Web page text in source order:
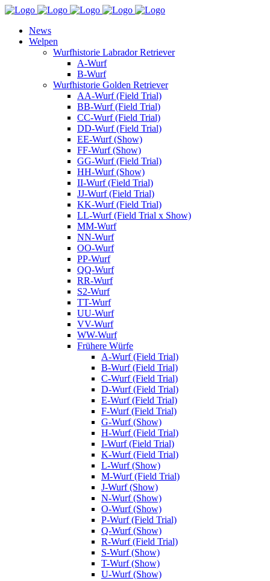
News
Welpen
Wurfhistorie Labrador Retriever
A-Wurf
B-Wurf
Wurfhistorie Golden Retriever
AA-Wurf (Field Trial)
BB-Wurf (Field Trial)
CC-Wurf (Field Trial)
DD-Wurf (Field Trial)
EE-Wurf (Show)
FF-Wurf (Show)
GG-Wurf (Field Trial)
HH-Wurf (Show)
II-Wurf (Field Trial)
JJ-Wurf (Field Trial)
KK-Wurf (Field Trial)
LL-Wurf (Field Trial x Show)
MM-Wurf
NN-Wurf
OO-Wurf
PP-Wurf
QQ-Wurf
RR-Wurf
S2-Wurf
TT-Wurf
UU-Wurf
VV-Wurf
WW-Wurf
Frühere Würfe
A-Wurf (Field Trial)
B-Wurf (Field Trial)
C-Wurf (Field Trial)
D-Wurf (Field Trial)
E-Wurf (Field Trial)
F-Wurf (Field Trial)
G-Wurf (Show)
H-Wurf (Field Trial)
I-Wurf (Field Trial)
K-Wurf (Field Trial)
L-Wurf (Show)
M-Wurf (Field Trial)
J-Wurf (Show)
N-Wurf (Show)
O-Wurf (Show)
P-Wurf (Field Trial)
Q-Wurf (Show)
R-Wurf (Field Trial)
S-Wurf (Show)
T-Wurf (Show)
U-Wurf (Show)